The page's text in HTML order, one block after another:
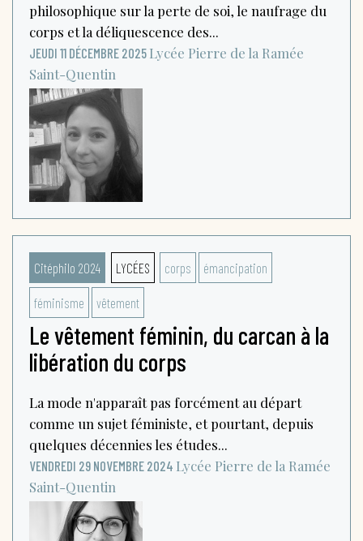
philosophique sur la perte de soi, le naufrage du
corps et la déliquescence des...
JEUDI 11 DÉCEMBRE 2025 Lycée Pierre de la Ramée
Saint-Quentin
Citéphilo 2024 LYCÉES corps émancipation
féminisme vêtement
Le vêtement féminin, du carcan à la
libération du corps
La mode n'apparaît pas forcément au départ
comme un sujet féministe, et pourtant, depuis
quelques décennies les études...
VENDREDI 29 NOVEMBRE 2024 Lycée Pierre de la Ramée
Saint-Quentin